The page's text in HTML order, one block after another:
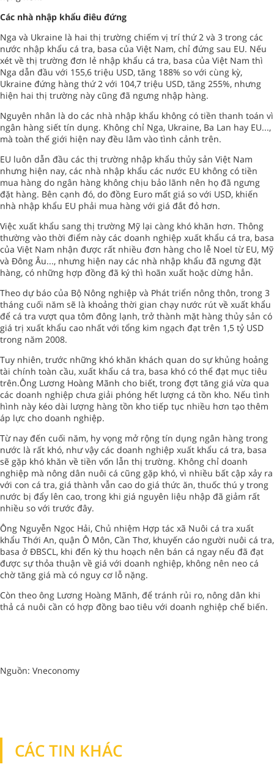
Các nhà nhập khẩu điêu đứng
Nga và Ukraine là hai thị trường chiếm vị trí thứ 2 và 3 trong các
nước nhập khẩu cá tra, basa của Việt Nam, chỉ đứng sau EU. Nếu
xét về thị trường đơn lẻ nhập khẩu cá tra, basa của Việt Nam thì
Nga dẫn đầu với 155,6 triệu USD, tăng 188% so với cùng kỳ,
Ukraine đứng hàng thứ 2 với 104,7 triệu USD, tăng 255%, nhưng
hiện hai thị trường này cũng đã ngưng nhập hàng.
Nguyên nhân là do các nhà nhập khẩu không có tiền thanh toán vì
ngân hàng siết tín dụng. Không chỉ Nga, Ukraine, Ba Lan hay EU...,
mà toàn thế giới hiện nay đều lâm vào tình cảnh trên.
EU luôn dẫn đầu các thị trường nhập khẩu thủy sản Việt Nam
nhưng hiện nay, các nhà nhập khẩu các nước EU không có tiền
mua hàng do ngân hàng không chịu bảo lãnh nên họ đã ngưng
đặt hàng. Bên cạnh đó, do đồng Euro mất giá so với USD, khiến
nhà nhập khẩu EU phải mua hàng với giá đắt đỏ hơn.
Việc xuất khẩu sang thị trường Mỹ lại càng khó khăn hơn. Thông
thường vào thời điểm này các doanh nghiệp xuất khẩu cá tra, basa
của Việt Nam nhận được rất nhiều đơn hàng cho lễ Noel từ EU, Mỹ
và Đông Âu..., nhưng hiện nay các nhà nhập khẩu đã ngưng đặt
hàng, có những hợp đồng đã ký thì hoãn xuất hoặc dừng hẳn.
Theo dự báo của Bộ Nông nghiệp và Phát triển nông thôn, trong 3
tháng cuối năm sẽ là khoảng thời gian chạy nước rút về xuất khẩu
để cá tra vượt qua tôm đông lạnh, trở thành mặt hàng thủy sản có
giá trị xuất khẩu cao nhất với tổng kim ngạch đạt trên 1,5 tỷ USD
trong năm 2008.
Tuy nhiên, trước những khó khăn khách quan do sự khủng hoảng
tài chính toàn cầu, xuất khẩu cá tra, basa khó có thể đạt mục tiêu
trên.Ông Lương Hoàng Mãnh cho biết, trong đợt tăng giá vừa qua
các doanh nghiệp chưa giải phóng hết lượng cá tồn kho. Nếu tình
hình này kéo dài lượng hàng tồn kho tiếp tục nhiều hơn tạo thêm
áp lực cho doanh nghiệp.
Từ nay đến cuối năm, hy vọng mở rộng tín dụng ngân hàng trong
nước là rất khó, như vậy các doanh nghiệp xuất khẩu cá tra, basa
sẽ gặp khó khăn về tiền vốn lẫn thị trường. Không chỉ doanh
nghiệp mà nông dân nuôi cá cũng gặp khó, vì nhiều bất cập xảy ra
với con cá tra, giá thành vẫn cao do giá thức ăn, thuốc thú y trong
nước bị đẩy lên cao, trong khi giá nguyên liệu nhập đã giảm rất
nhiều so với trước đây.
Ông Nguyễn Ngọc Hải, Chủ nhiệm Hợp tác xã Nuôi cá tra xuất
khẩu Thới An, quận Ô Môn, Cần Thơ, khuyến cáo người nuôi cá tra,
basa ở ĐBSCL, khi đến kỳ thu hoạch nên bán cá ngay nếu đã đạt
được sự thỏa thuận về giá với doanh nghiệp, không nên neo cá
chờ tăng giá mà có nguy cơ lỗ nặng.
Còn theo ông Lương Hoàng Mãnh, để tránh rủi ro, nông dân khi
thả cá nuôi cần có hợp đồng bao tiêu với doanh nghiệp chế biến.
Nguồn: Vneconomy
CÁC TIN KHÁC